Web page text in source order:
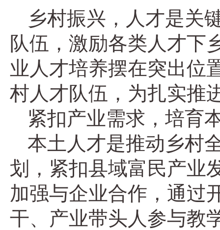
乡村振兴，人才是关
队伍，激励各类人才下
业人才培养摆在突出位
村人才队伍，为扎实推
紧扣产业需求，培育
本土人才是推动乡村
划，紧扣县域富民产业
加强与企业合作，通过
干、产业带头人参与教